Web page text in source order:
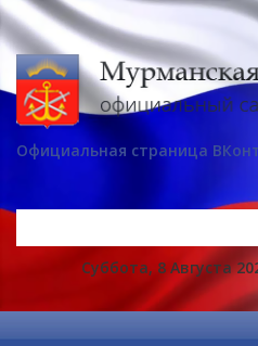
Официальная страница
Суббота, 8 Августа